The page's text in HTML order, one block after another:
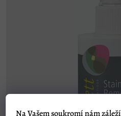
Na Vašem soukromí nám záleží